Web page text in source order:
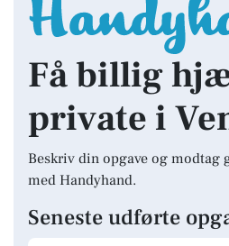
Få billig
private i
Beskriv din opgave og modtag
med Handyhand.
Seneste udførte